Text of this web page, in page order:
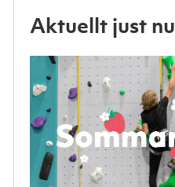
Aktuellt just nu